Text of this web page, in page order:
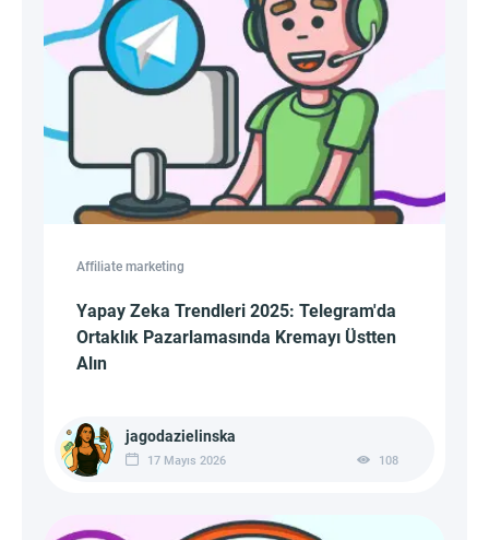
Affiliate marketing
Yapay Zeka Trendleri 2025: Telegram'da
Ortaklık Pazarlamasında Kremayı Üstten
Alın
jagodazielinska
17 Mayıs 2026 108